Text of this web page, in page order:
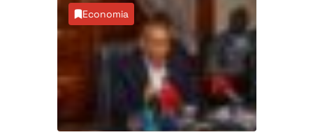
dificuldades financeiras para garantir
o abastecimento, numa altura em
que o aumento do consumo e a
subida dos preços internacionais
agravam a pressão sobre o sector.
Economia